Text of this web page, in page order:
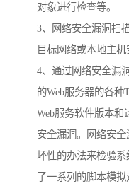
对象进行检查等。
3、网络安全漏洞扫
目标网络或本地主机
4、通过网络安全漏
的Web服务器的各种
Web服务软件版本和
安全漏洞。网络安
坏性的办法来检验
了一系列的脚本模